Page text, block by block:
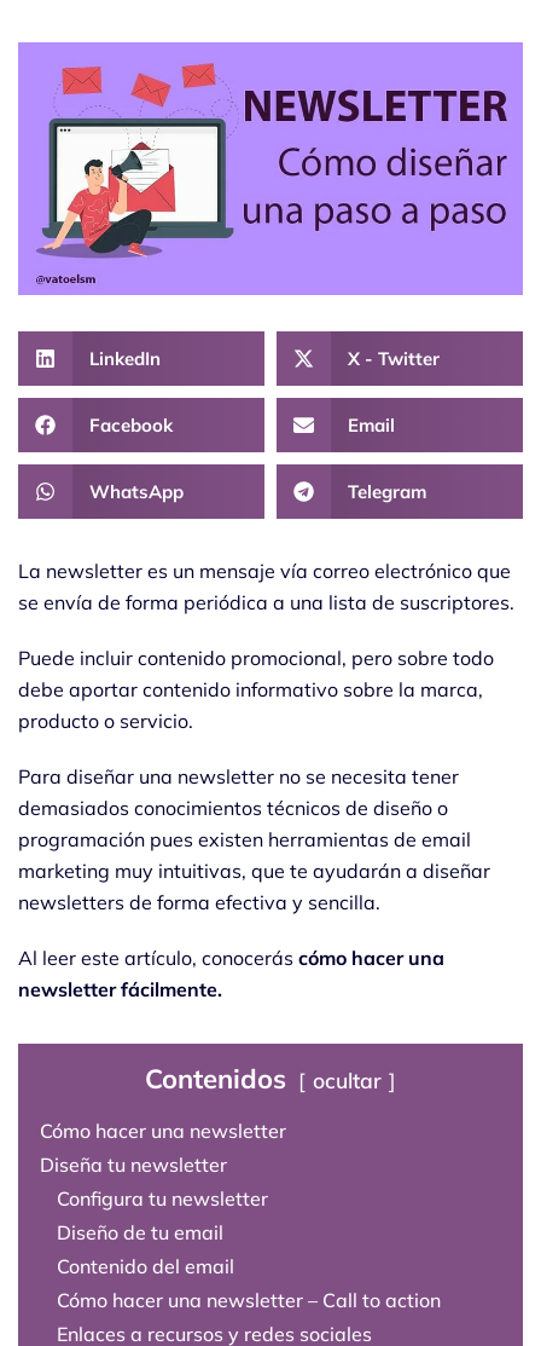
LinkedIn X - Twitter
Facebook Email
WhatsApp Telegram
La newsletter es un mensaje vía correo electrónico que
se envía de forma periódica a una lista de suscriptores.
Puede incluir contenido promocional, pero sobre todo
debe aportar contenido informativo sobre la marca,
producto o servicio.
Para diseñar una newsletter no se necesita tener
demasiados conocimientos técnicos de diseño o
programación pues existen herramientas de email
marketing muy intuitivas, que te ayudarán a diseñar
newsletters de forma efectiva y sencilla.
Al leer este artículo, conocerás cómo hacer una
newsletter fácilmente.
Contenidos ocultar
Cómo hacer una newsletter
Diseña tu newsletter
Configura tu newsletter
Diseño de tu email
Contenido del email
Cómo hacer una newsletter – Call to action
Enlaces a recursos y redes sociales